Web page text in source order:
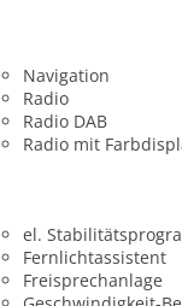
Navigation
Radio
Radio DAB
Radio mit
el.
Fernlichtassistent
Freisprechanlage